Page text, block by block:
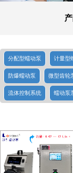
分配型蠕动泵 计量型
防爆蠕动泵 微型齿轮
流体控制系统 蠕动泵